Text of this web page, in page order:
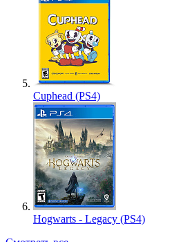
Cuphead (PS4)
Hogwarts - Legacy (PS4)